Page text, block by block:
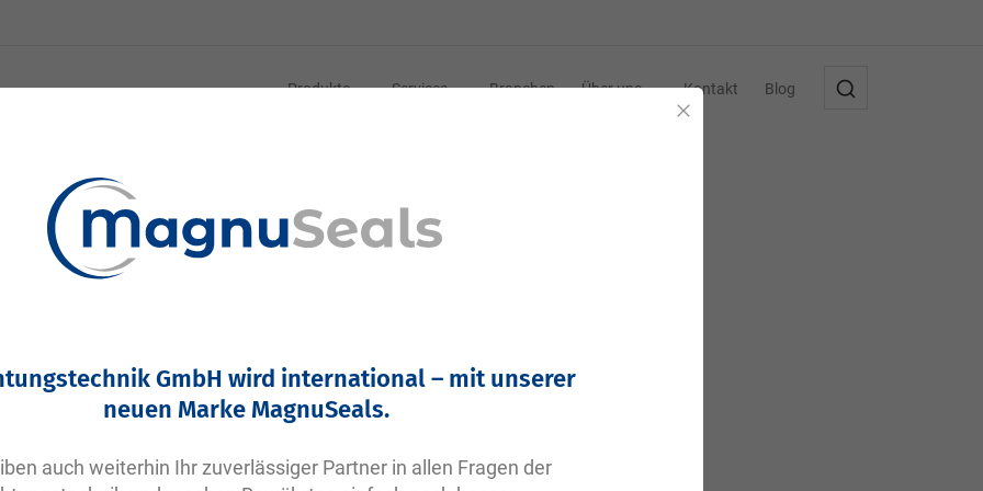
Produkte Services Branchen Über uns Kontakt Blog
2-0445 N0674-70 NBR schwarz | DVGW DIN EN549,
Keine Angabe
Artikelnummer 10695
Bitte einloggen
GmbH wird international – mit unserer
neuen Marke MagnuSeals.
auch weiterhin Ihr zuverlässiger Partner in allen Fragen der